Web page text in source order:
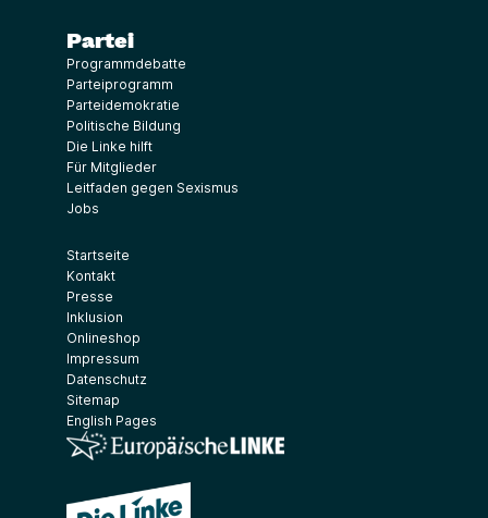
Partei
Programmdebatte
Parteiprogramm
Parteidemokratie
Politische Bildung
Die Linke hilft
Für Mitglieder
Leitfaden gegen Sexismus
Jobs
Startseite
Kontakt
Presse
Inklusion
Onlineshop
Impressum
Datenschutz
Sitemap
English Pages
(Link öffnet ein neues Fenster)